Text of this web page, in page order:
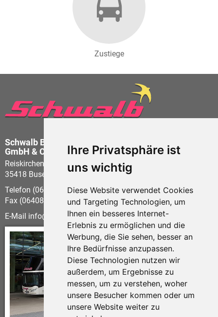
Ihre Privatsphäre ist
uns wichtig
Diese Website verwendet Cookies
und Targeting Technologien, um
Ihnen ein besseres Internet-
Erlebnis zu ermöglichen und die
Werbung, die Sie sehen, besser an
Ihre Bedürfnisse anzupassen.
Diese Technologien nutzen wir
außerdem, um Ergebnisse zu
messen, um zu verstehen, woher
unsere Besucher kommen oder um
unsere Website weiter zu
Zustiege
Schwalb Busbetrieb
GmbH & Co KG
Reiskirchener Str. 21
35418 Buseck - Beuern
Telefon (06408) 60 58-0
Fax (06408) 60 58-21
E-Mail info schwalb-reisen.de